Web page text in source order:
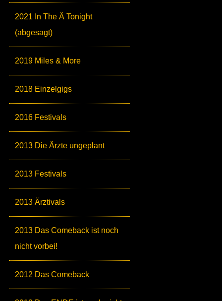
2021 In The Ä Tonight
(abgesagt)
2019 Miles & More
2018 Einzelgigs
2016 Festivals
2013 Die Ärzte ungeplant
2013 Festivals
2013 Ärztivals
2013 Das Comeback ist noch
nicht vorbei!
2012 Das Comeback